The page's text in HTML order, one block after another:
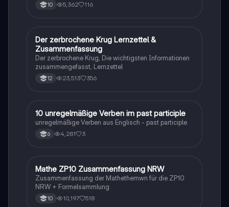
10 5,362 116
Deutsch
Der zerbrochene Krug Lernzettel &
Zusammenfassung
Der zerbrochene Krug, Die wichtigsten Informationen
zusammengefasst, Lernzettel
12 23,513 356
1 Englisch
10 unregelmäßige Verben im past participle
unregelmäßige Verben aus Englisch - past participle
6 4,281 3
Mathe
Mathe ZP10 Zusammenfassung NRW
Zusammenfassung der Mathethemwn für die ZP10
NRW + Formelsammlung
10 10,197 518